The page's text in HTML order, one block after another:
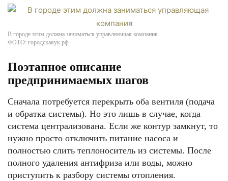
В городе этим должна заниматься управляющая компания
ФОТО: городскаяук.рф
Поэтапное описание
предпринимаемых шагов
Сначала потребуется перекрыть оба вентиля (подача
и обратка системы). Но это лишь в случае, когда
система централизована. Если же контур замкнут, то
нужно просто отключить питание насоса и
полностью слить теплоноситель из системы. После
полного удаления антифриза или воды, можно
приступить к разбору системы отопления.